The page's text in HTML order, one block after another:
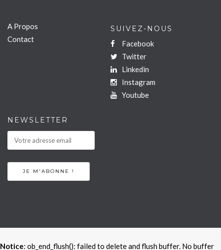
A Propos
Contact
SUIVEZ-NOUS
Facebook
Twitter
Linkedin
Instagram
Youtube
NEWSLETTER
Notice: ob_end_flush(): failed to delete and flush buffer. No buffer